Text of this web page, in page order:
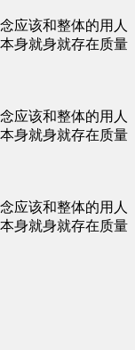
应该和整体的用人
身就身就存在质量
应该和整体的用人
身就身就存在质量
应该和整体的用人
身就身就存在质量